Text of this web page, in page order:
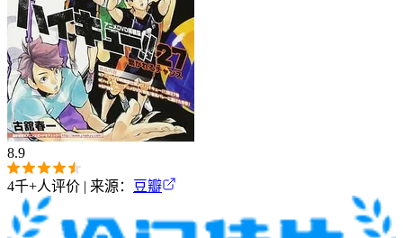
8.9
4千+人评价 | 来源： 豆瓣